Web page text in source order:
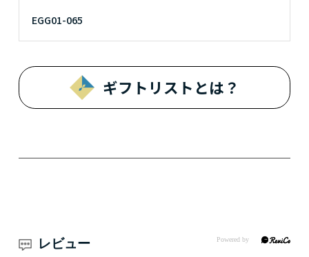
EGG01-065
ギフトリストとは？
レビュー